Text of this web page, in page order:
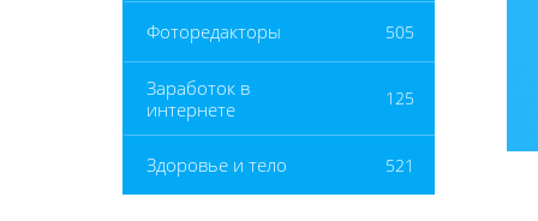
Фоторедакторы 505
Заработок в
интернете
125
Здоровье и тело 521